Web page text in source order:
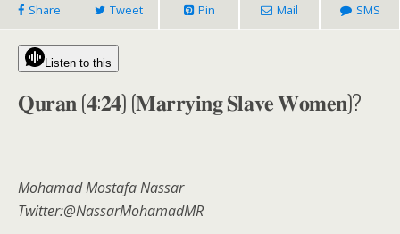
Share Tweet Pin Mail SMS
Listen to this
𝐐𝐮𝐫𝐚𝐧 (𝟒:𝟐𝟒) (𝐌𝐚𝐫𝐫𝐲𝐢𝐧𝐠 𝐒𝐥𝐚𝐯𝐞 𝐖𝐨𝐦𝐞𝐧)?
Mohamad Mostafa Nassar
Twitter:@NassarMohamadMR